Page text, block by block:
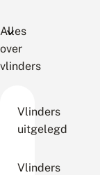
Alles
over
vlinders
Vlinders
uitgelegd
Vlinders